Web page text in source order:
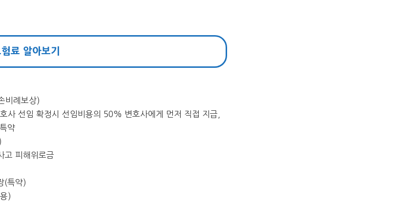
료 알아보기
비례보상)
사 선임 확정시 선임비용의 50% 변호사에게 먼저 직접 지급,
약
고 피해위로금
(특약)
)